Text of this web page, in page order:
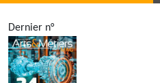
Dernier n°